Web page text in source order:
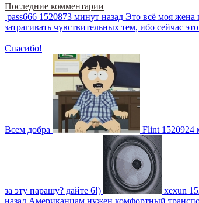
Последние комментарии
pass666 1520873 минут назад Это всё моя жена
затрагивать чувствительных тем, ибо сейчас
Спасибо!
Всем добра Flint 1520924
за эту парашу? дайте 6!) xexun
назад Американцам нужен комфортный